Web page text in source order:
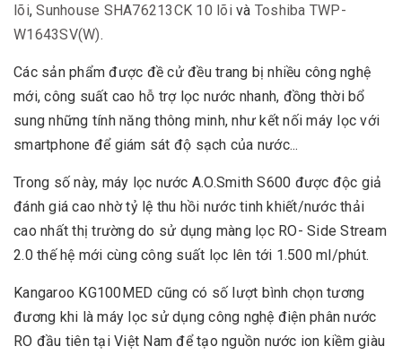
lõi,Sunhouse SHA76213CK 10 lõivà Toshiba TWP-
W1643SV(W).
Các sản phẩm được đề cử đều trang bị nhiều công nghệ
mới, công suất cao hỗ trợ lọc nước nhanh, đồng thời bổ
sung những tính năng thông minh, như kết nối máy lọc với
smartphone để giám sát độ sạch của nước...
Trong số này, máy lọc nước A.O.Smith S600 được độc giả
đánh giá cao nhờ tỷ lệ thu hồi nước tinh khiết/nước thải
cao nhất thị trường do sử dụng màng lọc RO- Side Stream
2.0 thế hệ mới cùng công suất lọc lên tới 1.500 ml/phút.
Kangaroo KG100MED cũng có số lượt bình chọn tương
đương khi là máy lọc sử dụng công nghệ điện phân nước
RO đầu tiên tại Việt Nam để tạo nguồn nước ion kiềm giàu